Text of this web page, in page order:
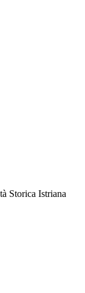
Storica Istriana